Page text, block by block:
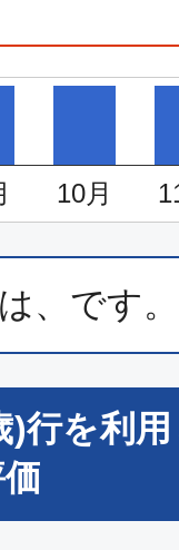
10月
、 です。
)行を利